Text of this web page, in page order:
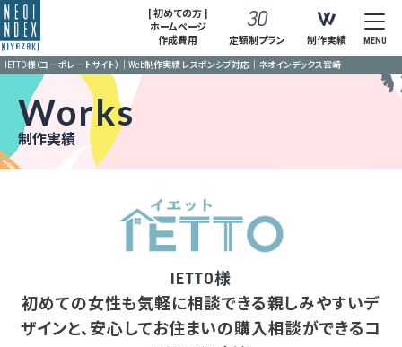
[ 初めての方 ]
ホームページ
作成費用
定額制プラン 制作実績 MENU
IETTO様（コーポレートサイト）｜Web制作実績 レスポンシブ対応｜ネオインデックス宮崎
Works
制作実績
IETTO様
初めての女性も気軽に相談できる親しみやすいデ
ザインと、安心してお住まいの購入相談ができるコ